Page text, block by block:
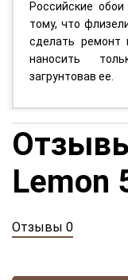
Российские
тому, что
сделать ремонт
наносить
загрунтовав ее.
Lemon
Отзывы 0